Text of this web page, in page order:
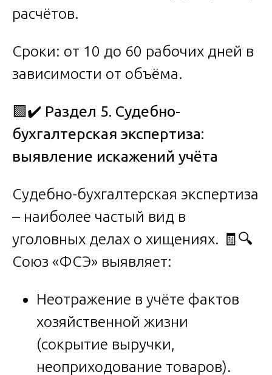
расчётов.
Сроки: от 10 до 60 рабочих дней в
зависимости от объёма.
🟩✔️ Раздел 5. Судебно-
бухгалтерская экспертиза:
выявление искажений учёта
Судебно-бухгалтерская экспертиза
– наиболее частый вид в
уголовных делах о хищениях. 🧾🔍
Союз «ФСЭ» выявляет:
Неотражение в учёте фактов
хозяйственной жизни
(сокрытие выручки,
неоприходование товаров).